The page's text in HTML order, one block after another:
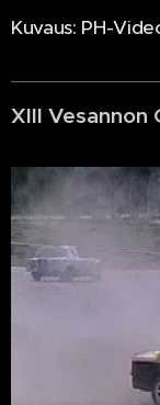
Kuvaus: PH-
XIII Vesannon